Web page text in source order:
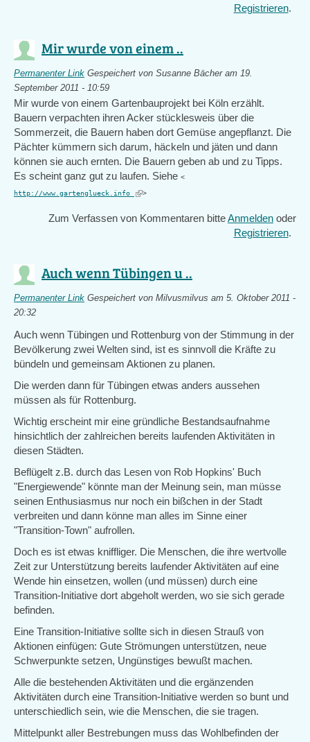
Registrieren.
Mir wurde von einem ..
Permanenter Link Gespeichert von Susanne Bächeram 19.
September 2011 - 10:59
Mir wurde von einem Gartenbauprojekt bei Köln erzählt.
Bauern verpachten ihren Acker stücklesweis über die
Sommerzeit, die Bauern haben dort Gemüse angepflanzt. Die
Pächter kümmern sich darum, häckeln und jäten und dann
können sie auch ernten. Die Bauern geben ab und zu Tipps.
Es scheint ganz gut zu laufen. Siehe <
http://www.gartenglueck.info
(link
external)
>
Zum Verfassen von Kommentaren bitteAnmelden oder
Registrieren.
Auch wenn Tübingen u ..
Permanenter Link Gespeichert von Milvusmilvus am 5. Oktober 2011 -
20:32
Auch wenn Tübingen und Rottenburg von der Stimmung in der
Bevölkerung zwei Welten sind, ist es sinnvoll die Kräfte zu
bündeln und gemeinsam Aktionen zu planen.
Die werden dann für Tübingen etwas anders aussehen
müssen als für Rottenburg.
Wichtig erscheint mir eine gründliche Bestandsaufnahme
hinsichtlich der zahlreichen bereits laufenden Aktivitäten in
diesen Städten.
Beflügelt z.B. durch das Lesen von Rob Hopkins' Buch
"Energiewende" könnte man der Meinung sein, man müsse
seinen Enthusiasmus nur noch ein bißchen in der Stadt
verbreiten und dann könne man alles im Sinne einer
"Transition-Town" aufrollen.
Doch es ist etwas kniffliger. Die Menschen, die ihre wertvolle
Zeit zur Unterstützung bereits laufender Aktivitäten auf eine
Wende hin einsetzen, wollen (und müssen) durch eine
Transition-Initiative dort abgeholt werden, wo sie sich gerade
befinden.
Eine Transition-Initiative sollte sich in diesen Strauß von
Aktionen einfügen: Gute Strömungen unterstützen, neue
Schwerpunkte setzen, Ungünstiges bewußt machen.
Alle die bestehenden Aktivitäten und die ergänzenden
Aktivitäten durch eine Transition-Initiative werden so bunt und
unterschiedlich sein, wie die Menschen, die sie tragen.
Mittelpunkt aller Bestrebungen muss das Wohlbefinden der